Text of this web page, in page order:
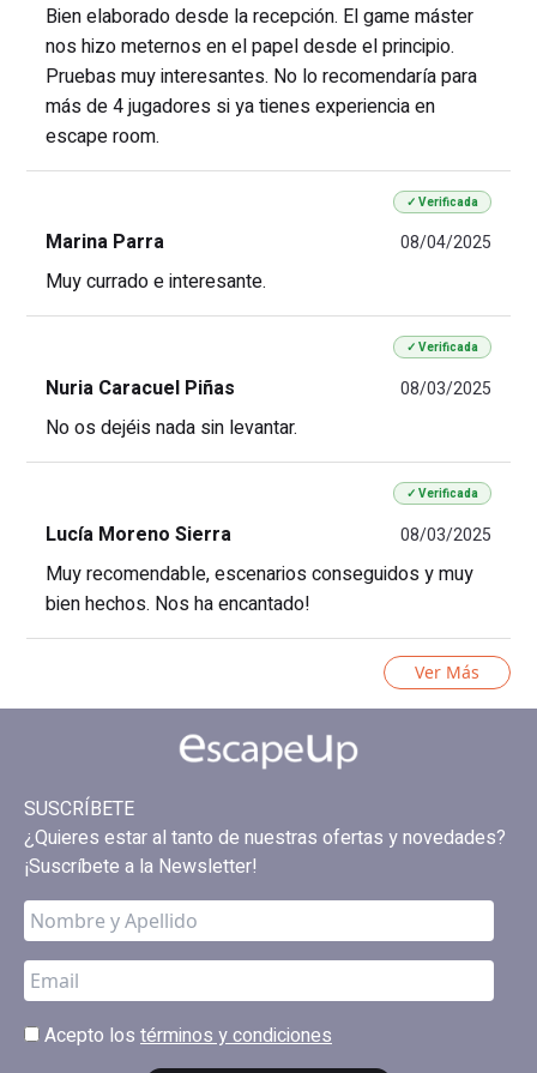
Bien elaborado desde la recepción. El game máster
nos hizo meternos en el papel desde el principio.
Pruebas muy interesantes. No lo recomendaría para
más de 4 jugadores si ya tienes experiencia en
escape room.
✓ Verificada
Marina Parra 08/04/2025
Muy currado e interesante.
✓ Verificada
Nuria Caracuel Piñas 08/03/2025
No os dejéis nada sin levantar.
✓ Verificada
Lucía Moreno Sierra 08/03/2025
Muy recomendable, escenarios conseguidos y muy
bien hechos. Nos ha encantado!
Ver Más
SUSCRÍBETE
¿Quieres estar al tanto de nuestras ofertas y novedades?
¡Suscríbete a la Newsletter!
Acepto los términos y condiciones